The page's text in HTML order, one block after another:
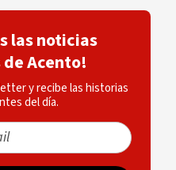
las noticias
Acento!
y recibe las historias
del día.